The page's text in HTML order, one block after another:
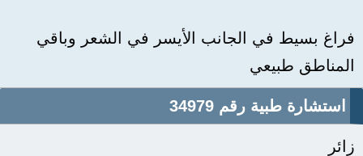
فراغ بسيط في الجانب الأيسر في الشعر وباقي
المناطق طبيعي
استشارة طبية رقم 34979
زائر